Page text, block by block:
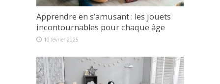
Apprendre en s’amusant : les jouets
incontournables pour chaque âge
10 février 2025